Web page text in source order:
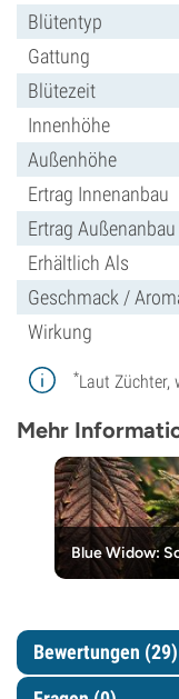
Blütentyp
Gattung
Blütezeit
Innenhöhe
Außenhöhe
Ertrag Innenanbau
Ertrag Außenanbau
Erhältlich Als
Geschmack /
Wirkung
*Laut Züchter,
Mehr
Blue Widow:
Bewertungen (29)